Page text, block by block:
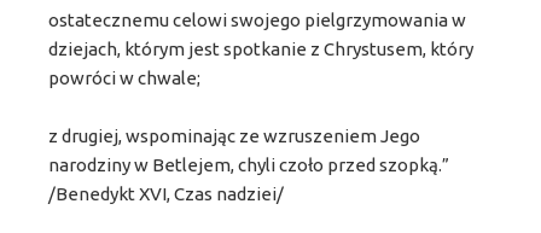
ostatecznemu celowi swojego pielgrzymowania w
dziejach, którym jest spotkanie z Chrystusem, który
powróci w chwale;
z drugiej, wspominając ze wzruszeniem Jego
narodziny w Betlejem, chyli czoło przed szopką.”
/Benedykt XVI, Czas nadziei/